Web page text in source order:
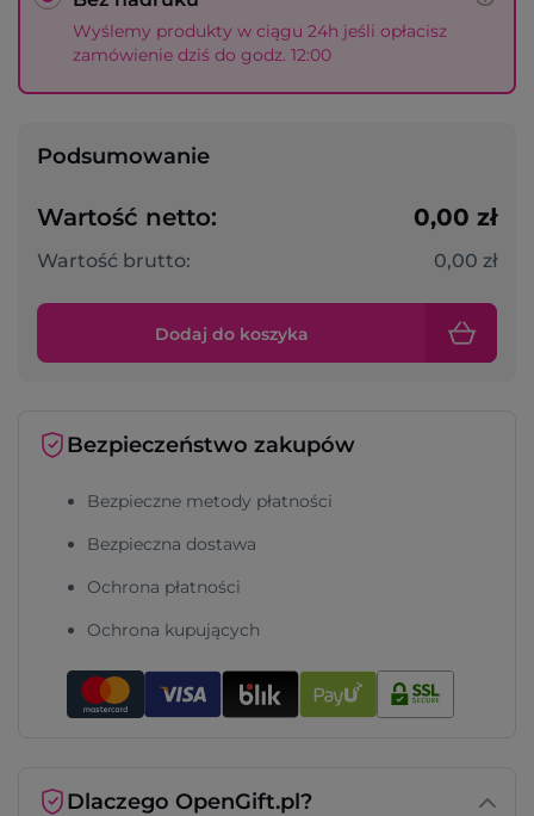
Wyślemy produkty w ciągu 24h jeśli opłacisz
zamówienie dziś do godz. 12:00
Podsumowanie
Wartość netto: 0,00 zł
Wartość brutto: 0,00 zł
Dodaj do koszyka
Bezpieczeństwo zakupów
Bezpieczne metody płatności
Bezpieczna dostawa
Ochrona płatności
Ochrona kupujących
Dlaczego OpenGift.pl?